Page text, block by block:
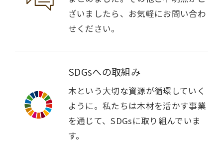
ざいましたら、お気軽にお問い合わ
せください。
SDGsへの取組み
木という大切な資源が循環していく
ように。私たちは木材を活かす事業
を通じて、SDGsに取り組んでいま
す。